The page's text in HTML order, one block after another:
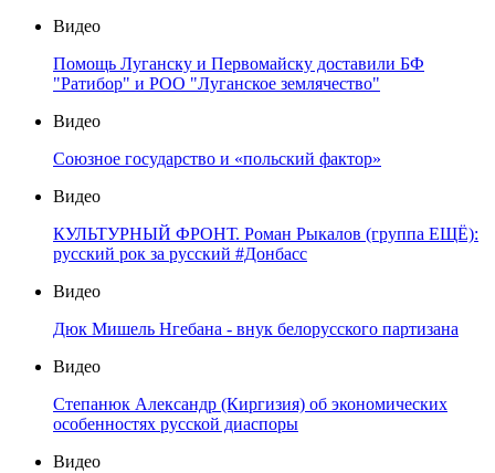
Видео
Помощь Луганску и Первомайску доставили БФ
"Ратибор" и РОО "Луганское землячество"
Видео
Союзное государство и «польский фактор»
Видео
КУЛЬТУРНЫЙ ФРОНТ. Роман Рыкалов (группа ЕЩЁ):
русский рок за русский #Донбасс
Видео
Дюк Мишель Нгебана - внук белорусского партизана
Видео
Степанюк Александр (Киргизия) об экономических
особенностях русской диаспоры
Видео